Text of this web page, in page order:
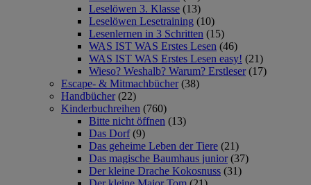
Leselöwen 3. Klasse (13)
Leselöwen Lesetraining (10)
Lesenlernen in 3 Schritten (15)
WAS IST WAS Erstes Lesen (46)
WAS IST WAS Erstes Lesen easy! (21)
Wieso? Weshalb? Warum? Erstleser (17)
Escape- & Mitmachbücher (38)
Handbücher (22)
Kinderbuchreihen (760)
Bitte nicht öffnen (13)
Das Dorf (9)
Das geheime Leben der Tiere (21)
Das magische Baumhaus junior (37)
Der kleine Drache Kokosnuss (31)